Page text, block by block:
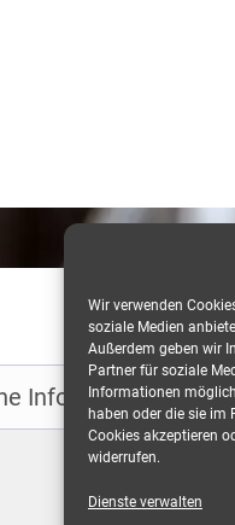
Wir verwenden
soziale Medien
Außerdem geben wir
Partner für soziale
Informationen
haben oder die sie im
Cookies akzeptieren
widerrufen.
Dienste verwalten
Information